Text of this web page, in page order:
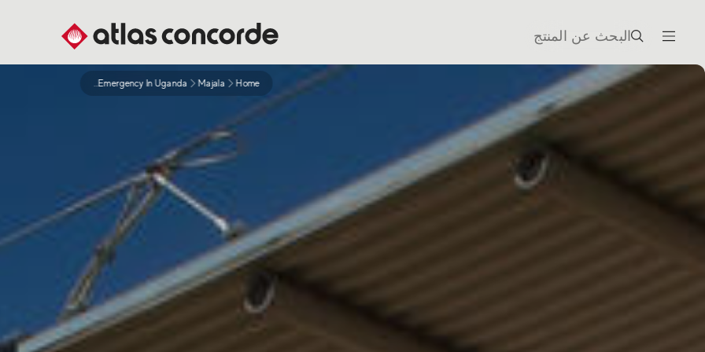
البحث عن المنتج
Home
Majala
Atlas Concorde For Emergency In Uganda